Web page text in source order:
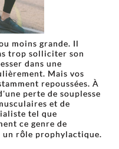
moins grande. Il
trop solliciter son
dans une
Mais vos
repoussées. À
perte de souplesse
et de
tel que
ce genre de
un rôle prophylactique.